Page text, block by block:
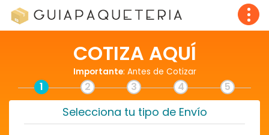
COTIZA AQUÍ
Importante: Antes de Cotizar
1 2 3 4 5
Selecciona tu tipo de Envío